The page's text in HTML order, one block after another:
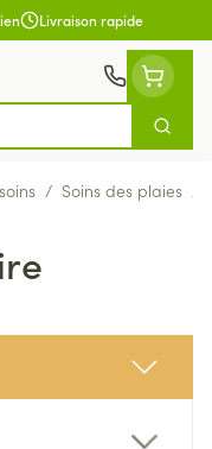
Livraison rapide
/ Soins des plaies /